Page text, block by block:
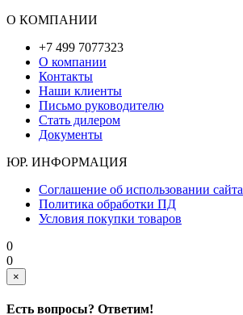
О КОМПАНИИ
+7 499 7077323
О компании
Контакты
Наши клиенты
Письмо руководителю
Стать дилером
Документы
ЮР. ИНФОРМАЦИЯ
Соглашение об использовании сайта
Политика обработки ПД
Условия покупки товаров
0
0
×
Есть вопросы? Ответим!